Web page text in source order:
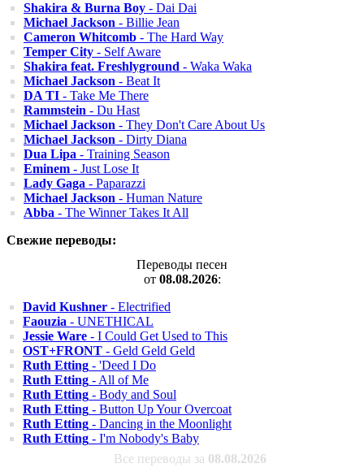
Shakira & Burna Boy - Dai Dai
Michael Jackson - Billie Jean
Cameron Whitcomb - The Hard Way
Temper City - Self Aware
Shakira feat. Freshlyground - Waka Waka
Michael Jackson - Beat It
DA TI - Take Me There
Rammstein - Du Hast
Michael Jackson - They Don't Care About Us
Michael Jackson - Dirty Diana
Dua Lipa - Training Season
Eminem - Just Lose It
Lady Gaga - Paparazzi
Michael Jackson - Human Nature
Abba - The Winner Takes It All
Свежие переводы:
Переводы песен
от 08.08.2026:
David Kushner - Electrified
Faouzia - UNETHICAL
Jessie Ware - I Could Get Used to This
OST+FRONT - Geld Geld Geld
Ruth Etting - 'Deed I Do
Ruth Etting - All of Me
Ruth Etting - Body and Soul
Ruth Etting - Button Up Your Overcoat
Ruth Etting - Dancing in the Moonlight
Ruth Etting - I'm Nobody's Baby
Все переводы за 08.08.2026